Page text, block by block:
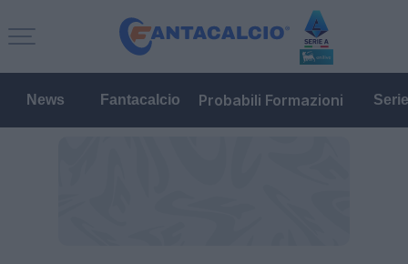
News Fantacalcio Probabili Formazioni